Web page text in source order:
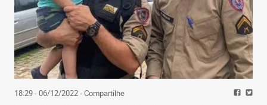
18:29 - 06/12/2022- Compartilhe